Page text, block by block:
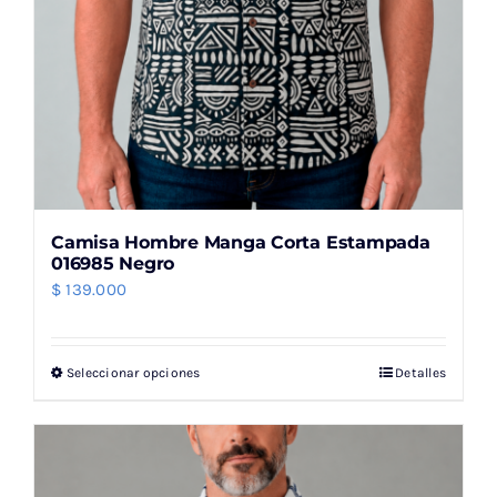
producto
Camisa Hombre Manga Corta Estampada
016985 Negro
$ 139.000
Seleccionar opcionesEste
tiene
múltiples
Detalles